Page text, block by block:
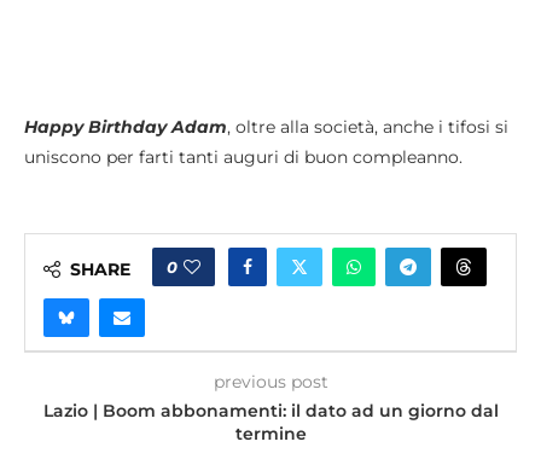
Happy Birthday Adam, oltre alla società, anche i tifosi si
uniscono per farti tanti auguri di buon compleanno.
SHARE 0
previous post
Lazio | Boom abbonamenti: il dato ad un giorno dal
termine